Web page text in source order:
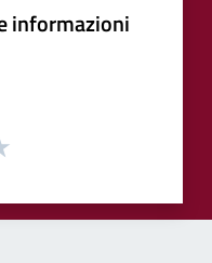
informazioni